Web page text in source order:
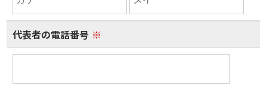
代表者の電話番号 ※